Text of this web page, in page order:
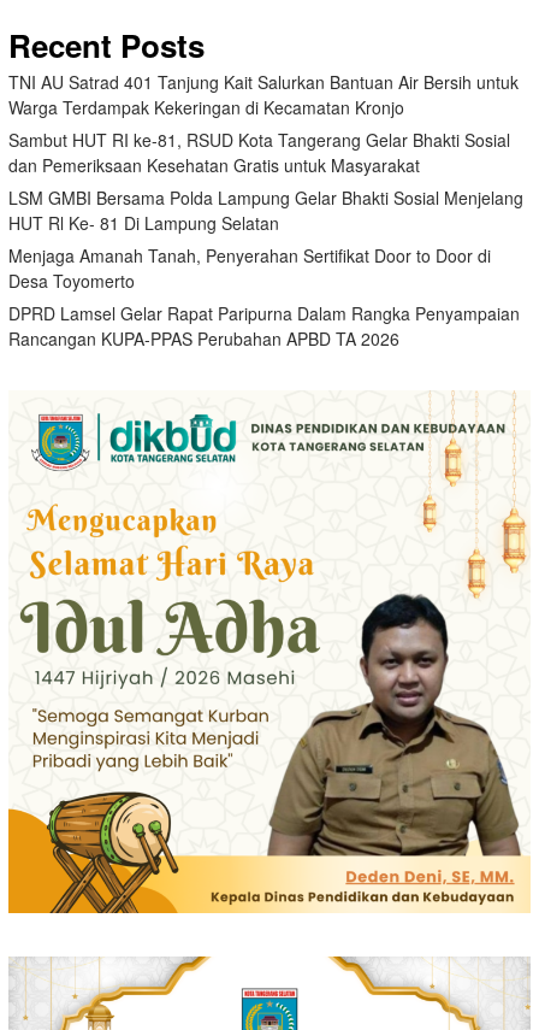
Recent Posts
TNI AU Satrad 401 Tanjung Kait Salurkan Bantuan Air Bersih untuk
Warga Terdampak Kekeringan di Kecamatan Kronjo
Sambut HUT RI ke-81, RSUD Kota Tangerang Gelar Bhakti Sosial
dan Pemeriksaan Kesehatan Gratis untuk Masyarakat
LSM GMBI Bersama Polda Lampung Gelar Bhakti Sosial Menjelang
HUT Rl Ke- 81 Di Lampung Selatan
Menjaga Amanah Tanah, Penyerahan Sertifikat Door to Door di
Desa Toyomerto
DPRD Lamsel Gelar Rapat Paripurna Dalam Rangka Penyampaian
Rancangan KUPA-PPAS Perubahan APBD TA 2026